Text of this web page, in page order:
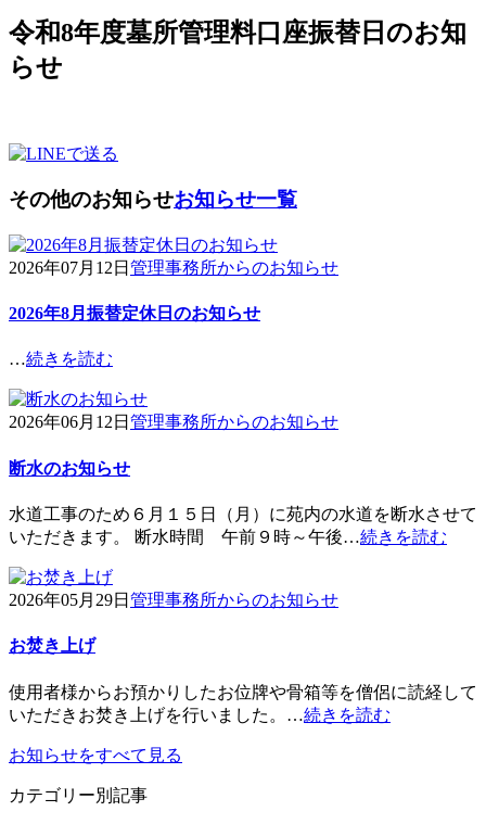
令和8年度墓所管理料口座振替日のお知
らせ
その他のお知らせお知らせ一覧
2026年07月12日 管理事務所からのお知らせ
2026年8月振替定休日のお知らせ
…続きを読む
2026年06月12日 管理事務所からのお知らせ
断水のお知らせ
水道工事のため６月１５日（月）に苑内の水道を断水させて
いただきます。 断水時間 午前９時～午後…続きを読む
2026年05月29日 管理事務所からのお知らせ
お焚き上げ
使用者様からお預かりしたお位牌や骨箱等を僧侶に読経して
いただきお焚き上げを行いました。…続きを読む
お知らせをすべて見る
カテゴリー別記事